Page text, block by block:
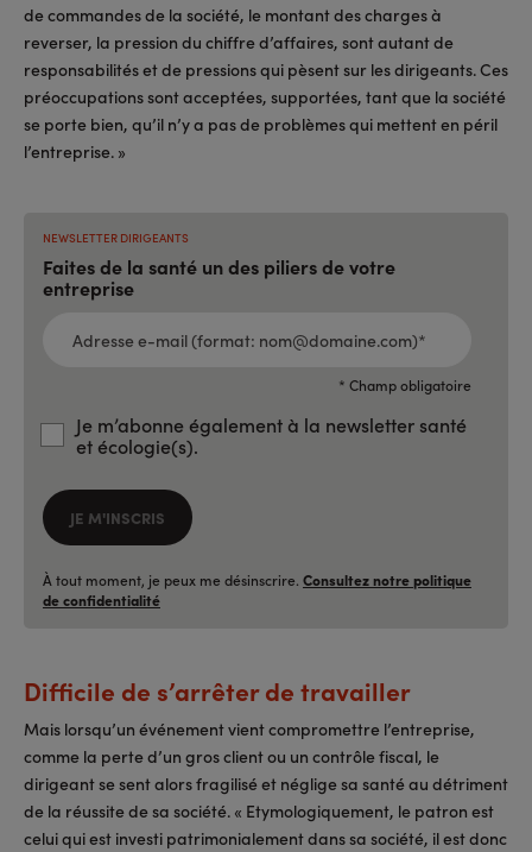
de commandes de la société, le montant des charges à
reverser, la pression du chiffre d’affaires, sont autant de
responsabilités et de pressions qui pèsent sur les dirigeants. Ces
préoccupations sont acceptées, supportées, tant que la société
se porte bien, qu’il n’y a pas de problèmes qui mettent en péril
l’entreprise. »
NEWSLETTER DIRIGEANTS
Faites de la santé un des piliers de votre
entreprise
MAIL
* Champ obligatoire
Je m’abonne également à la newsletter santé
et écologie(s).
JE M'INSCRIS
À tout moment, je peux me désinscrire. Consultez notre politique
de confidentialité
Difficile de s’arrêter de travailler
Mais lorsqu’un événement vient compromettre l’entreprise,
comme la perte d’un gros client ou un contrôle fiscal, le
dirigeant se sent alors fragilisé et néglige sa santé au détriment
de la réussite de sa société. « Etymologiquement, le patron est
celui qui est investi patrimonialement dans sa société, il est donc